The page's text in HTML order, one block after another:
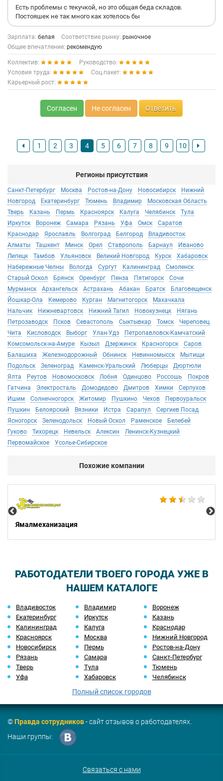
Есть проблемы с текучкой, но это общая беда складов.
Постояшек не так много как хотелось бы
Зарплата: белая Соответствие рынку: рыночное
Общее впечатление: рекомендую
Коллектив:
Руководство:
Условия труда:
Соц.пакет:
Карьерный рост:
Согласен Не согласен Ответить
1 2 3 4 5 6 7 8 9 10
Регионы присутствия
Санкт-Петербург Москва Ростов-на-Дону Новосибирск
Нижний
Новгород
Екатеринбург Тюмень Владимир
Московская Область
Тверь
Казань Пермь Красноярск Калуга Челябинск
Тула
Иркутск
Воронеж Самара Рязань Уфа Омск
Саратов
Краснодар
Ярославль Волгоград Белгород
Владивосток
Алматы
Ташкент Минск Орел Ставрополь Барнаул
Иваново
Липецк
Тамбов Ульяновск Великий Новгород Курск
Хабаровск
Набережные Челны
Вологда Сургут Калининград
Смоленск
Старый Оскол
Брянск Оренбург Пенза Пятигорск
Сочи
Мурманск
Архангельск Астрахань Абакан Братск
Благовещенск
Йошкар-Ола
Кемерово Курган Магнитогорск
Махачкала
Нальчик
Нижневартовск Нижний Тагил Новокузнецк
Нягань
Петрозаводск
Псков Севастополь Сыктывкар Томск
Череповец
Чита
Кисловодск Выборг Улан-Удэ
Петропавловск-Камчатский
Комсомольск-на-Амуре
Кызыл Дзержинск Красногорск
Саров
Балашиха
Железнодорожный Обнинск Невинномысск
Мытищи
Подольск
Зеленоград Каменск-Уральский Люберцы
Дюртюли
Ялта
Реутов Новомосковск Лобня Одинцово Россошь
Покров
Гатчина
Электросталь Домодедово Дмитров Химки
Серпухов
Ишим
Солнечногорск Житомир Пушкино Чехов
Первоуральск
Пушкин
Белоярский Вязники Истра Сарапул
Сергиев Посад
Ясногорск
Зеленодольск Новый Оскол Раменское
Белебей
Гуково
Тихорецк Невельск Алексин
Ленинск-Кузнецкий
Первомайское
Усолье-Сибирское
Похожие компании
Ямалмеханизация
РАБОТОДАТЕЛИ ТВОЕГО ГОРОДА УЖЕ В
НАШЕМ КАТАЛОГЕ
Владивосток Владимир
Воронеж
Екатеринбург
Иркутск
Казань
Калининград
Калуга
Краснодар
Красноярск
Москва
Нижний Новгород
Новосибирск
Пермь
Ростов-на-Дону
Рязань
Самара
Санкт-Петербург
Тверь
Тула
Тюмень
Уфа
Хабаровск Челябинск
Полный список городов
©Правда сотрудников- сайт отзывов о работодателях.
Наши группы:
Связаться с нами